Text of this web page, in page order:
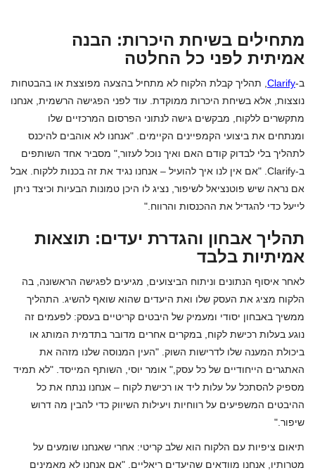
מתחילים בשיחת היכרות: הבנה
אמיתית לפני כל החלטה
ב-Clarify , תהליך קבלת הלקוח לא מתחיל בהצעה מפוצצת או בהבטחות
נוצצות, אלא בשיחת היכרות ממוקדת. עוד לפני הפגישה הרשמית, אנחנו
מתקשרים ללקוח, מבקשים גישה לנתוני הפרסום המרכזיים שלו
ומנתחים את ביצועי הקמפיינים הקיימים. "אנחנו לא אוהבים להיכנס
לתהליך בלי לבדוק קודם האם ואיך נוכל לעזור," מסביר אחד השותפים
ב-Clarify. "אם אין לנו איך להועיל – אנחנו נגיד את זה בכנות ללקוח. אבל
אם נראה שיש פוטנציאל לשיפור, נציג לו היכן טמונות הבעיות וכיצד ניתן
לייעל כדי להגדיל את ההכנסות והרווח."
תהליך אבחון והגדרת יעדים: תוצאות
אמיתיות בלבד
לאחר איסוף הנתונים וניתוח הביצועים, מגיעים לפגישה הראשונה, בה
הלקוח מציג את העסק שלו ואת היעדים שהוא שואף להשיג. התהליך
ממשיך באבחון יסודי ומעמיק של היבטים קריטיים בעסק: לפעמים זה
נוגע בעלות רכישת לקוח, במקרים אחרים מדובר בתדמית המותג או
ביכולת המענה שלו לדרישות השוק. "העין המנוסה שלנו מזהה את
האתגרים הייחודיים של כל עסק," אומר יוסי, השותף המייסד. "לא תמיד
מספיק להסתכל על עלות ליד או רכישת לקוח – אנחנו ננתח את כל
ההיבטים המשפיעים על רווחיות ויעילות השיווק כדי להבין מה דרוש
שיפור."
תיאום ציפיות עם הלקוח הוא שלב קריטי: אחרי שאנחנו שומעים על
מטרותיו, אנחנו מוודאים שהיעדים ריאליים. "אם אנחנו לא מאמינים